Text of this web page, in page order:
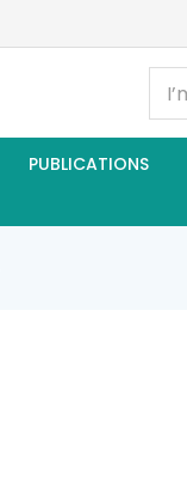
PUBLICATIONS